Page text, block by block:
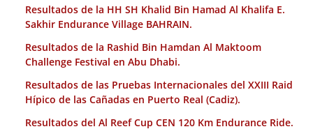
Resultados de la HH SH Khalid Bin Hamad Al Khalifa E.
Sakhir Endurance Village BAHRAIN.
Resultados de la Rashid Bin Hamdan Al Maktoom
Challenge Festival en Abu Dhabi.
Resultados de las Pruebas Internacionales del XXIII Raid
Hípico de las Cañadas en Puerto Real (Cadiz).
Resultados del Al Reef Cup CEN 120 Km Endurance Ride.